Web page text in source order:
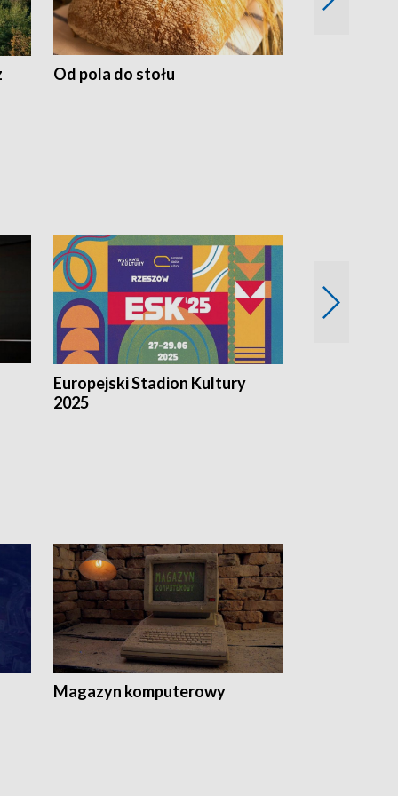
Od pola do stołu
Europejski Stadion Kultury
2025
Magazyn komputerowy